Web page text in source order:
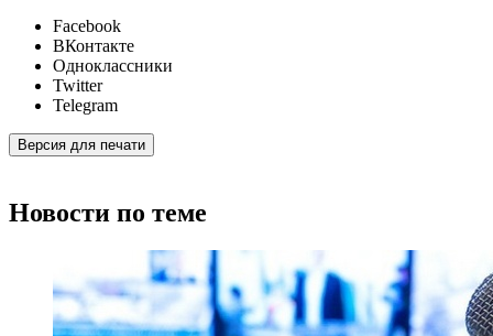
Facebook
ВКонтакте
Одноклассники
Twitter
Telegram
Версия для печати
Новости по теме